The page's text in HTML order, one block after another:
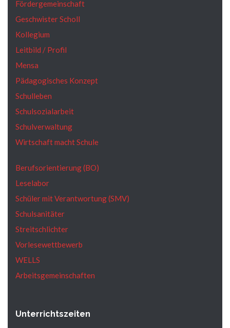
Fördergemeinschaft
Geschwister Scholl
Kollegium
Leitbild / Profil
Mensa
Pädagogisches Konzept
Schulleben
Schulsozialarbeit
Schulverwaltung
Wirtschaft macht Schule
Berufsorientierung (BO)
Leselabor
Schüler mit Verantwortung (SMV)
Schulsanitäter
Streitschlichter
Vorlesewettbewerb
WELLS
Arbeitsgemeinschaften
Unterrichtszeiten